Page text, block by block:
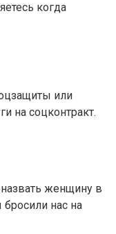
когда
или
на соцконтракт.
женщину в
нас на